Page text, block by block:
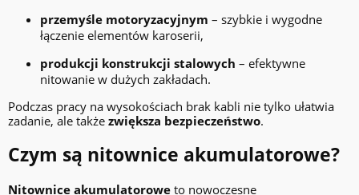
przemyśle motoryzacyjnym – szybkie i wygodne
łączenie elementów karoserii,
produkcji konstrukcji stalowych – efektywne
nitowanie w dużych zakładach.
Podczas pracy na wysokościach brak kabli nie tylko ułatwia
zadanie, ale także zwiększa bezpieczeństwo.
Czym są nitownice akumulatorowe?
Nitownice akumulatorowe to nowoczesne